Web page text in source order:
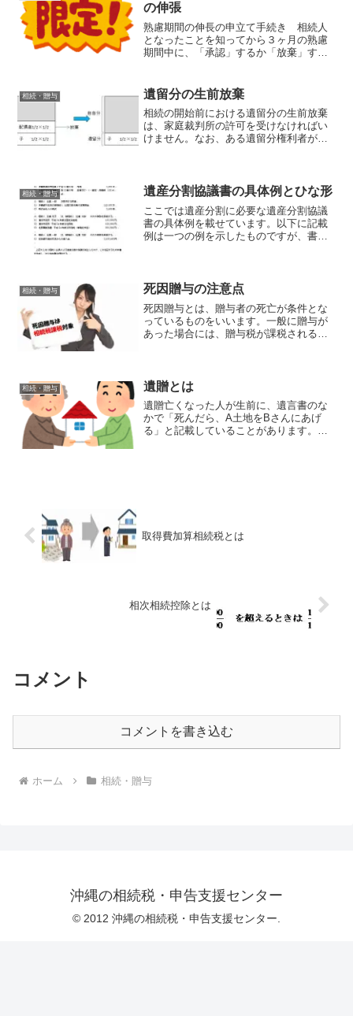
の伸張
熟慮期間の伸長の申立て手続き 相続人
となったことを知ってから３ヶ月の熟慮
期間中に、「承認」するか「放棄」する
すると、その期間内に相続財産の状況の
調査ができないことがあり...
相続・贈与 遺留分の生前放棄
相続の開始前における遺留分の生前放棄
は、家庭裁判所の許可を受けなければい
けません。なお、ある遺留分権利者が遺
ります。家庭裁判所は以下...
相続・贈与 遺産分割協議書の具体例とひな形
ここでは遺産分割に必要な遺産分割協議
書の具体例を載せています。以下に記載
例は一つの例を示したものですが、書式
が分かりやすくまとめた方...
相続・贈与 死因贈与の注意点
死因贈与とは、贈与者の死亡が条件とな
っているものをいいます。一般に贈与が
あった場合には、贈与税が課税されるこ
のなので、贈与税ではなく...
相続・贈与 遺贈とは
遺贈亡くなった人が生前に、遺言書のな
かで「死んだら、A土地をBさんにあげ
る」と記載していることがあります。お
取得費加算相続税とは
相次相続控除とは
コメント
コメントを書き込む
ホーム 相続・贈与
沖縄の相続税・申告支援センター
© 2012 沖縄の相続税・申告支援センター.